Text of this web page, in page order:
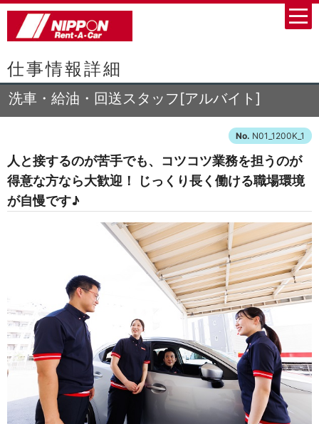
仕事情報詳細
洗車・給油・回送スタッフ[アルバイト]
N01_1200K_1
人と接するのが苦手でも、コツコツ業務を担うのが
得意な方なら大歓迎！ じっくり長く働ける職場環境
が自慢です♪